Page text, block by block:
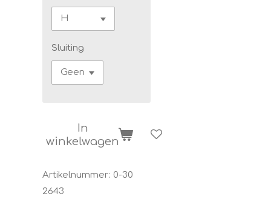
Sluiting
In
winkelwagen
Artikelnummer: 0-30
2643